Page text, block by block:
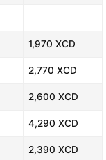
1,970 XCD
2,770 XCD
2,600 XCD
4,290 XCD
2,390 XCD